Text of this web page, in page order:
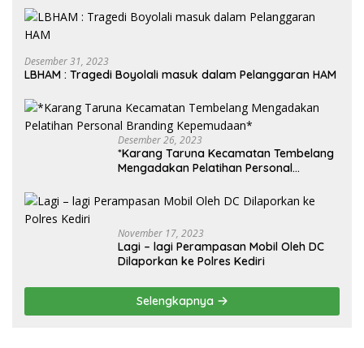
Desember 31, 2023
LBHAM : Tragedi Boyolali masuk dalam Pelanggaran HAM
Desember 26, 2023
*Karang Taruna Kecamatan Tembelang
Mengadakan Pelatihan Personal
November 17, 2023
Lagi – lagi Perampasan Mobil Oleh DC
Dilaporkan ke Polres Kediri
Selengkapnya